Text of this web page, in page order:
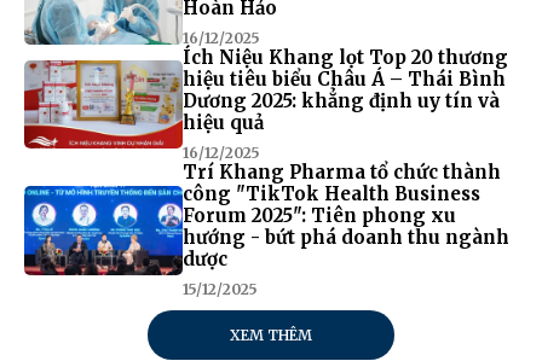
Hoàn Hảo
16/12/2025
Ích Niệu Khang lọt Top 20 thương
hiệu tiêu biểu Châu Á – Thái Bình
Dương 2025: khẳng định uy tín và
hiệu quả
16/12/2025
Trí Khang Pharma tổ chức thành
công "TikTok Health Business
Forum 2025": Tiên phong xu
hướng - bứt phá doanh thu ngành
dược
15/12/2025
XEM THÊM